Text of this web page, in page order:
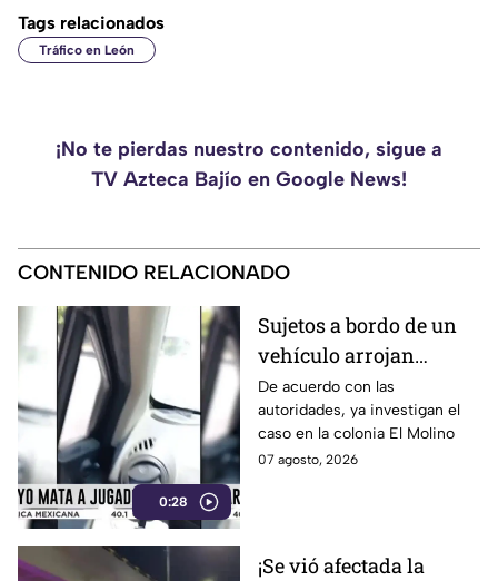
Tags relacionados
Tráfico en León
¡No te pierdas nuestro contenido, sigue a
TV Azteca Bajío en Google News!
CONTENIDO RELACIONADO
0:28
Sujetos a bordo de un
vehículo arrojan
objetos peatones y
ciclistas en este punto
en León
De acuerdo con las
autoridades, ya investigan el
caso en la colonia El Molino
07 agosto, 2026
¡Se vió afectada la